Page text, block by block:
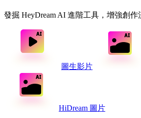
發掘 HeyDream AI 進階工具，增強創作
圖生影片
HiDream 圖片